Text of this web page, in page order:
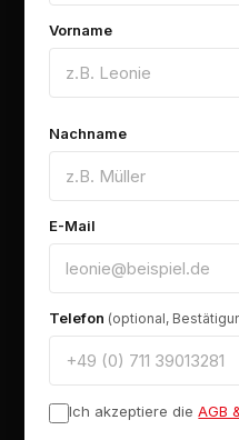
Vorname
Nachname
E-Mail
Telefon (optional,
Ich akzeptiere die AGB